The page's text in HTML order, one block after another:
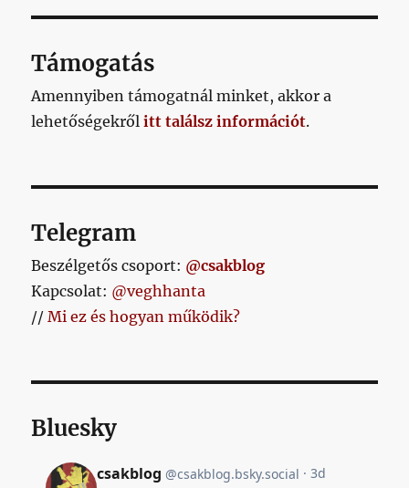
című
Támogatás
Amennyiben támogatnál minket, akkor a
lehetőségekrőlitt találsz információt.
Telegram
Beszélgetős csoport: @csakblog
Kapcsolat: @veghhanta
//Mi ez és hogyan működik?
Bluesky